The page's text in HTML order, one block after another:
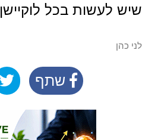
שיש לעשות בכל לוקיישן
לני כהן